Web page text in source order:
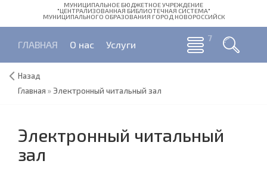
МУНИЦИПАЛЬНОЕ БЮДЖЕТНОЕ УЧРЕЖДЕНИЕ
"ЦЕНТРАЛИЗОВАННАЯ БИБЛИОТЕЧНАЯ СИСТЕМА"
МУНИЦИПАЛЬНОГО ОБРАЗОВАНИЯ ГОРОД НОВОРОССИЙСК
ГЛАВНАЯ О нас Услуги
Назад
Главная »Электронный читальный зал
Электронный читальный
зал